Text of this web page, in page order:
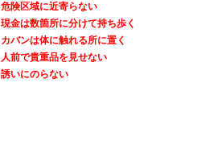
危険区域に近寄らない
現金は数箇所に分けて持ち歩く
カバンは体に触れる所に置く
人前で貴重品を見せない
誘いにのらない